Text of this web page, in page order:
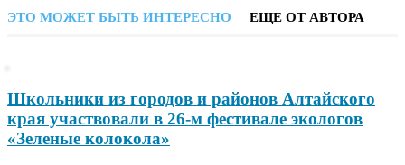
ЭТО МОЖЕТ БЫТЬ ИНТЕРЕСНО ЕЩЕ ОТ АВТОРА
Школьники из городов и районов Алтайского
края участвовали в 26-м фестивале экологов
«Зеленые колокола»